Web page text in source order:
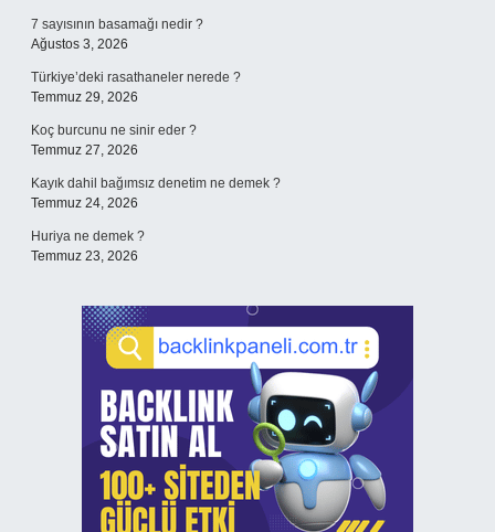
7 sayısının basamağı nedir ?
Ağustos 3, 2026
Türkiye’deki rasathaneler nerede ?
Temmuz 29, 2026
Koç burcunu ne sinir eder ?
Temmuz 27, 2026
Kayık dahil bağımsız denetim ne demek ?
Temmuz 24, 2026
Huriya ne demek ?
Temmuz 23, 2026